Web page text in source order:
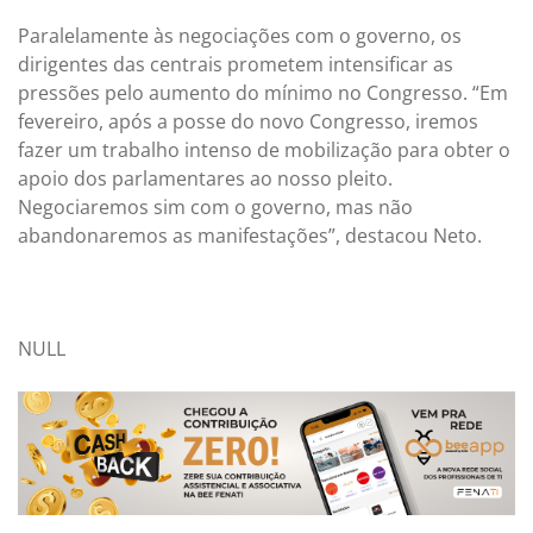
Paralelamente às negociações com o governo, os
dirigentes das centrais prometem intensificar as
pressões pelo aumento do mínimo no Congresso. “Em
fevereiro, após a posse do novo Congresso, iremos
fazer um trabalho intenso de mobilização para obter o
apoio dos parlamentares ao nosso pleito.
Negociaremos sim com o governo, mas não
abandonaremos as manifestações”, destacou Neto.
NULL